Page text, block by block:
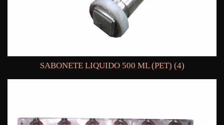
SABONETE LIQUIDO 500 ML (PET) (4)